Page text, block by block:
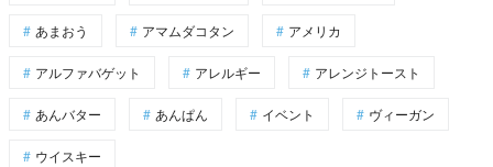
あまおう アマムダコタン アメリカ
アルファバゲット アレルギー アレンジトースト
あんバター あんぱん イベント ヴィーガン
ウイスキー